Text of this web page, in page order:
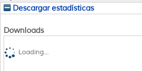
Descargar estadísticas
Downloads
Loading...